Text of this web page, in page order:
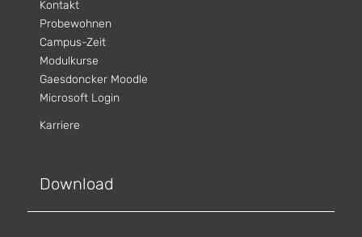
Kontakt
Probewohnen
Campus-Zeit
Modulkurse
Gaesdoncker Moodle
Microsoft Login
Karriere
Download